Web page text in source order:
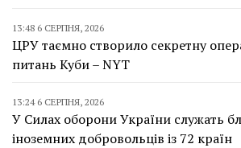
13:48 6 СЕРПНЯ, 2026
ЦРУ таємно створило секретну
питань Куби – NYT
13:24 6 СЕРПНЯ, 2026
У Силах оборони України служать
іноземних добровольців із 72 країн